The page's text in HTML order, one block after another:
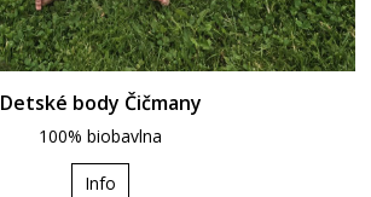
Detské body Čičmany
100% biobavlna
Info